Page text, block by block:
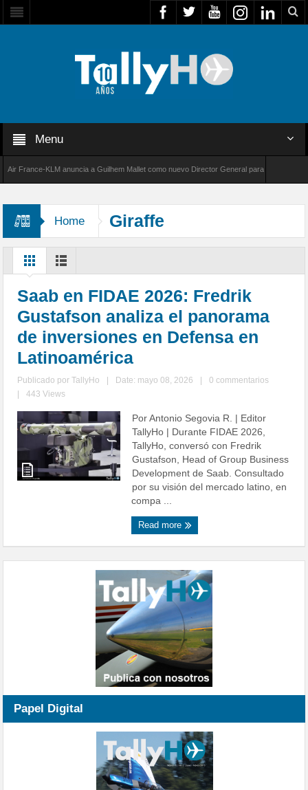
Menu
KLM anuncia a Guilhem Mallet como nuevo Director General para América Latina
Home Giraffe
Saab en FIDAE 2026: Fredrik
Gustafson analiza el panorama
de inversiones en Defensa en
Latinoamérica
Publicado porTallyHo Date: mayo 08, 2026
0 commentarios
443 Views
Por Antonio Segovia R. | Editor
TallyHo | Durante FIDAE 2026,
TallyHo, conversó con Fredrik
Gustafson, Head of Group Business
Development de Saab. Consultado
por su visión del mercado latino, en
compa ...
Read more
Papel Digital